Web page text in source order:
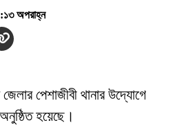
অপরাহ্ন
পেশাজীবী থানার উদ্যোগে
হয়েছে।